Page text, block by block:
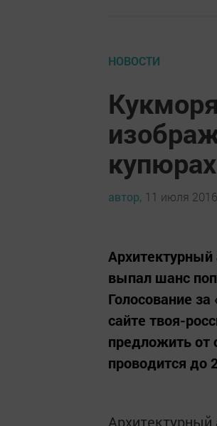
НОВОСТИ
автор, 11 июля
выпал шанс
Голосование
сайте твоя-
предложить от
проводится до